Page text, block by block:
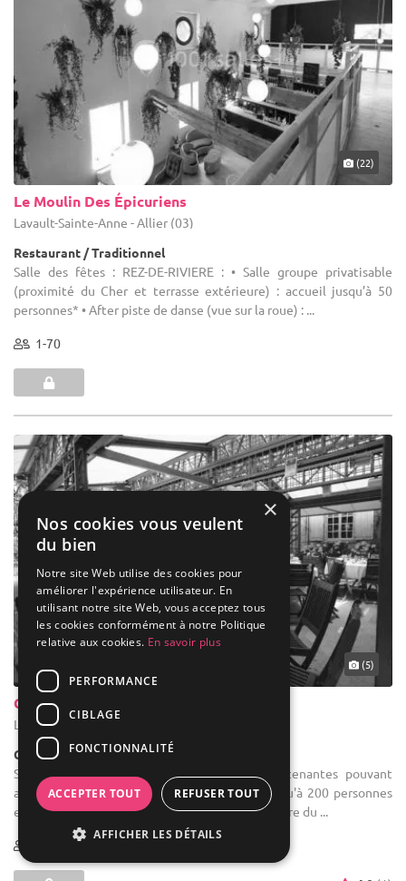
(22)
Le Moulin Des Épicuriens
Lavault-Sainte-Anne - Allier (03)
Restaurant / Traditionnel
Salle des fêtes : REZ-DE-RIVIERE : • Salle groupe privatisable
(proximité du Cher et terrasse extérieure) : accueil jusqu’à 50
personnes* • After piste de danse (vue sur la roue) : ...
1-70
(5)
Château de la Salle
La Pacaudière - Loire (42)
Château
Salle des fêtes : - 2 salles de réception attenantes pouvant
accueillir de 100 personnes en repas assis jusqu'à 200 personnes
en cocktail. - Une orangerie dans la cour intérieure du ...
40-250
×
Nos cookies vous veulent
du bien
Notre site Web utilise des cookies pour
améliorer l'expérience utilisateur. En
utilisant notre site Web, vous acceptez tous
les cookies conformément à notre Politique
relative aux cookies. En savoir plus
PERFORMANCE
CIBLAGE
FONCTIONNALITÉ
ACCEPTER TOUT REFUSER TOUT
AFFICHER LES DÉTAILS